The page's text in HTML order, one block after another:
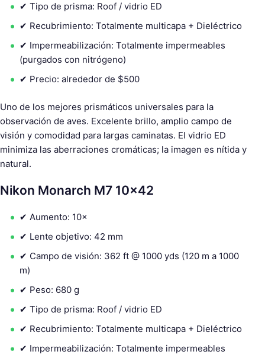
✔ Tipo de prisma: Roof / vidrio ED
✔ Recubrimiento: Totalmente multicapa + Dieléctrico
✔ Impermeabilización: Totalmente impermeables
(purgados con nitrógeno)
✔ Precio: alrededor de $500
Uno de los mejores prismáticos universales para la
observación de aves. Excelente brillo, amplio campo de
visión y comodidad para largas caminatas. El vidrio ED
minimiza las aberraciones cromáticas; la imagen es nítida y
natural.
Nikon Monarch M7 10×42
✔ Aumento: 10×
✔ Lente objetivo: 42 mm
✔ Campo de visión: 362 ft @ 1000 yds (120 m a 1000
m)
✔ Peso: 680 g
✔ Tipo de prisma: Roof / vidrio ED
✔ Recubrimiento: Totalmente multicapa + Dieléctrico
✔ Impermeabilización: Totalmente impermeables